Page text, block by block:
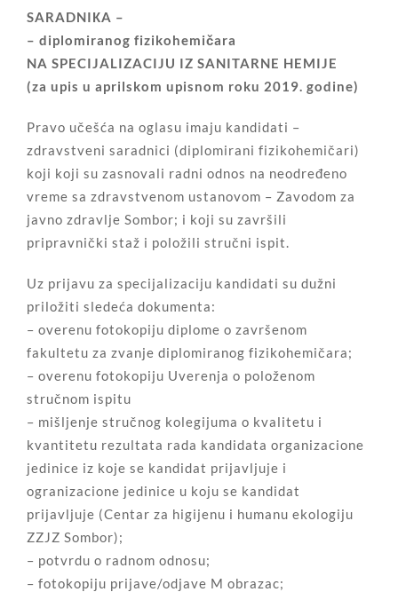
SARADNIКA –
– diplomiranog fizikohemičara
NA SPECIJALIZACIJU IZ SANITARNE HEMIJE
(za upis u aprilskom upisnom roku 2019. godine)
Pravo učešća na oglasu imaju kandidati –
zdravstveni saradnici (diplomirani fizikohemičari)
koji koji su zasnovali radni odnos na neodređeno
vreme sa zdravstvenom ustanovom – Zavodom za
javno zdravlje Sombor; i koji su završili
pripravnički staž i položili stručni ispit.
Uz prijavu za specijalizaciju kandidati su dužni
priložiti sledeća dokumenta:
– overenu fotokopiju diplome o završenom
fakultetu za zvanje diplomiranog fizikohemičara;
– overenu fotokopiju Uverenja o položenom
stručnom ispitu
– mišljenje stručnog kolegijuma o kvalitetu i
kvantitetu rezultata rada kandidata organizacione
jedinice iz koje se kandidat prijavljuje i
ogranizacione jedinice u koju se kandidat
prijavljuje (Centar za higijenu i humanu ekologiju
ZZJZ Sombor);
– potvrdu o radnom odnosu;
– fotokopiju prijave/odjave M obrazac;